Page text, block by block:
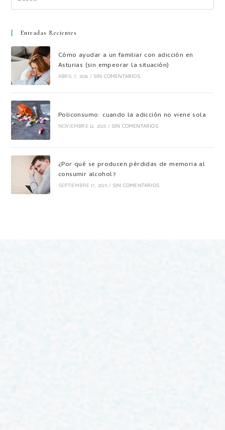
Entradas Recientes
Cómo ayudar a un familiar con adicción en
Asturias (sin empeorar la situación)
ABRIL 7, 2026 / SIN COMENTARIOS
Policonsumo: cuando la adicción no viene sola
NOVIEMBRE 12, 2025 / SIN COMENTARIOS
¿Por qué se producen pérdidas de memoria al
consumir alcohol?
SEPTIEMBRE 17, 2025 / SIN COMENTARIOS